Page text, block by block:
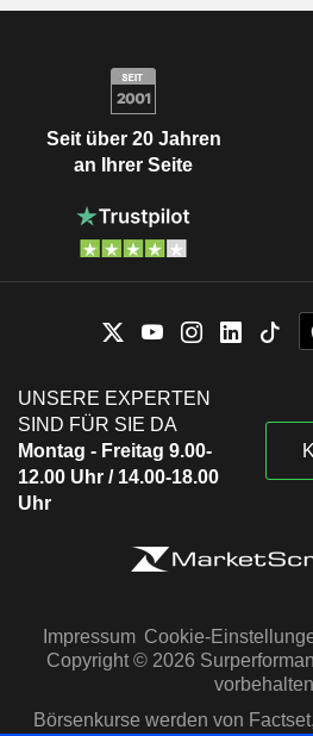
Seit über 20 Jahren
an Ihrer Seite
UNSERE EXPERTEN
SIND FÜR SIE DA
Montag - Freitag 9.00-
12.00 Uhr / 14.00-18.00
Uhr
Impressum Cookie-
Copyright © 2026
Börsenkurse werden von